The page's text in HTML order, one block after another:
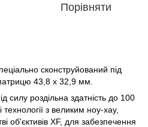
Порівняти
сконструйований під
43,8 x 32,9 мм.
силу роздільна здатність до 100
технології з великим ноу-хау,
об'єктивів XF, для забезпечення